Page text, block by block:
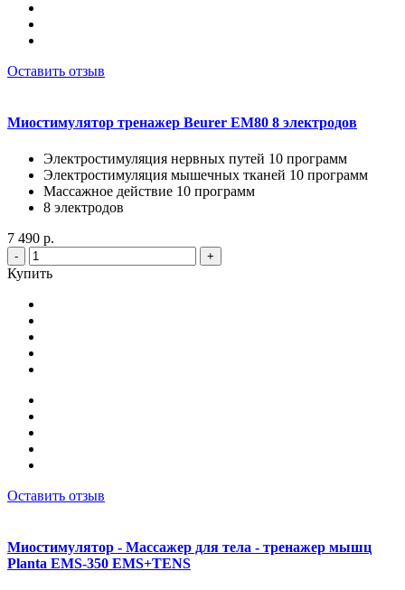
Оставить отзыв
Миостимулятор тренажер Beurer EM80 8 электродов
Электростимуляция нервных путей 10 программ
Электростимуляция мышечных тканей 10 программ
Массажное действие 10 программ
8 электродов
7 490 р.
- +
Купить
Оставить отзыв
Миостимулятор - Массажер для тела - тренажер мышц
Planta EMS-350 EMS+TENS